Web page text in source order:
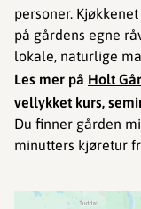
personer.
på gårdens egne
lokale, naturlige
Les mer på Holt
vellykket kurs,
Du finner gården
minutters kjøretur